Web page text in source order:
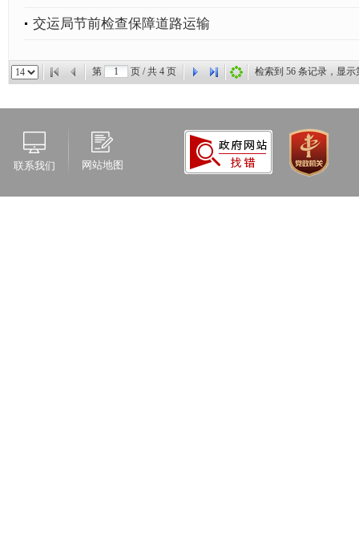
交运局节前检查保障道路运输
第 页 / 共 4 页 检索到 56 条记录，显
联系我们 网站地图